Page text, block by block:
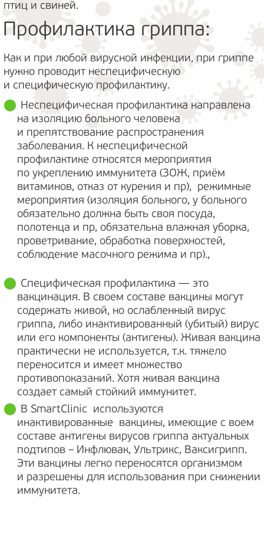
птиц и свиней.
Профилактика гриппа:
Как и при любой вирусной инфекции, при гриппе
нужно проводит неспецифическую
и специфическую профилактику.
Неспецифическая профилактика направлена
на изоляцию больного человека
и препятствование распространения
заболевания. К неспецифической
профилактике относятся мероприятия
по укреплению иммунитета (ЗОЖ, приём
витаминов, отказ от курения и пр), режимные
мероприятия (изоляция больного, у больного
обязательно должна быть своя посуда,
полотенца и пр, обязательна влажная уборка,
проветривание, обработка поверхностей,
соблюдение масочного режима и пр).,
Специфическая профилактика — это
вакцинация. В своем составе вакцины могут
содержать живой, но ослабленный вирус
гриппа, либо инактивированный (убитый) вирус
или его компоненты (антигены). Живая вакцина
практически не используется, т.к. тяжело
переносится и имеет множество
противопоказаний. Хотя живая вакцина
создает самый стойкий иммунитет.
В SmartClinic используются
инактивированные вакцины, имеющие с воем
составе антигены вирусов гриппа актуальных
подтипов – Инфлювак, Ультрикс, Ваксигрипп.
Эти вакцины легко переносятся организмом
и разрешены для использования при снижении
иммунитета.